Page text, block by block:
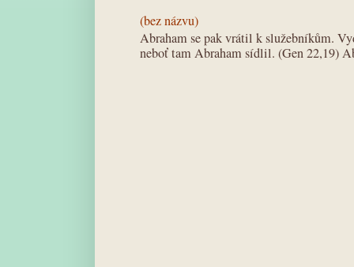
(bez názvu)
Abraham se pak vrátil k služebníkům.
neboť tam Abraham sídlil. (Gen 22,19)